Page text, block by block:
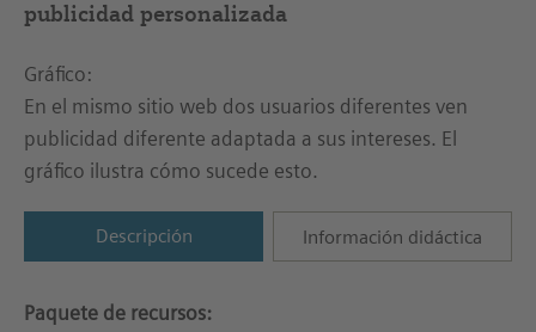
publicidad personalizada
Gráfico:
En el mismo sitio web dos usuarios diferentes ven
publicidad diferente adaptada a sus intereses. El
gráfico ilustra cómo sucede esto.
Descripción Información didáctica
Paquete de recursos: